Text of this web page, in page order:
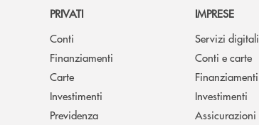
PRIVATI
Conti
Finanziamenti
Carte
Investimenti
Previdenza
IMPRESE
Servizi digitali
Conti e carte
Finanziamenti
Investimenti
Assicurazioni